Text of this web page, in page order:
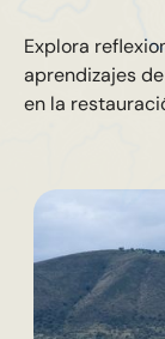
Explora
aprendizajes
en la